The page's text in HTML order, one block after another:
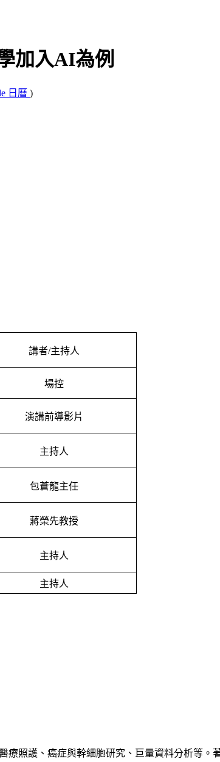
加入AI為例
日曆 )
講者/主持人
場控
演講前導影片
主持人
包蒼龍主任
蔣榮先教授
主持人
主持人
照護、癌症與幹細胞研究、巨量資料分析等。